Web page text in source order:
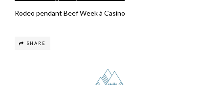
Rodeo pendant Beef Week à Casino
SHARE